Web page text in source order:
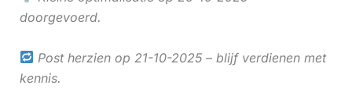
doorgevoerd.
Post herzien op 21-10-2025 – blijf verdienen met
kennis.